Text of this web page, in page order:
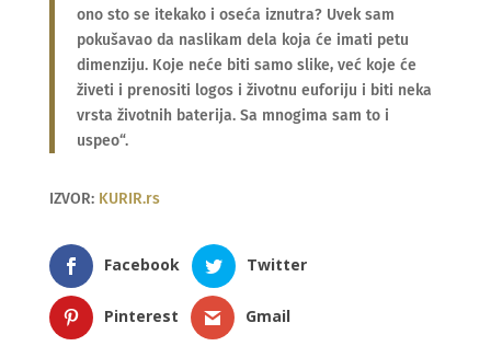
ono sto se itekako i oseća iznutra? Uvek sam
pokušavao da naslikam dela koja će imati petu
dimenziju. Koje neće biti samo slike, već koje će
živeti i prenositi logos i životnu euforiju i biti neka
vrsta životnih baterija. Sa mnogima sam to i
uspeo“.
IZVOR: KURIR.rs
Facebook Twitter
Pinterest Gmail